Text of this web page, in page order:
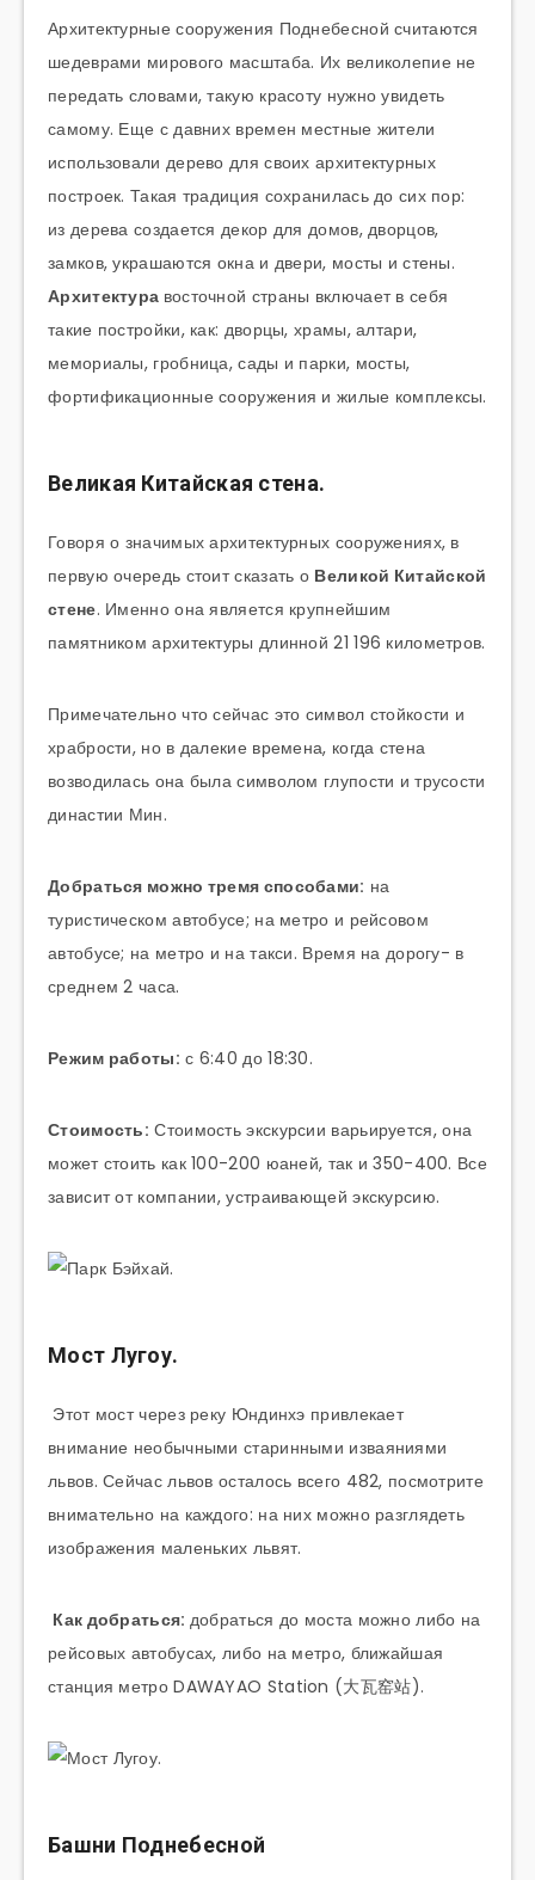
Архитектурные сооружения Поднебесной считаются
шедеврами мирового масштаба. Их великолепие не
передать словами, такую красоту нужно увидеть
самому. Еще с давних времен местные жители
использовали дерево для своих архитектурных
построек. Такая традиция сохранилась до сих пор:
из дерева создается декор для домов, дворцов,
замков, украшаются окна и двери, мосты и стены.
Архитектура восточной страны включает в себя
такие постройки, как: дворцы, храмы, алтари,
мемориалы, гробница, сады и парки, мосты,
фортификационные сооружения и жилые комплексы.
Великая Китайская стена.
Говоря о значимых архитектурных сооружениях, в
первую очередь стоит сказать о Великой Китайской
стене. Именно она является крупнейшим
памятником архитектуры длинной 21 196 километров.
Примечательно что сейчас это символ стойкости и
храбрости, но в далекие времена, когда стена
возводилась она была символом глупости и трусости
династии Мин.
Добраться можно тремя способами: на
туристическом автобусе; на метро и рейсовом
автобусе; на метро и на такси. Время на дорогу- в
среднем 2 часа.
Режим работы: с 6:40 до 18:30.
Стоимость: Стоимость экскурсии варьируется, она
может стоить как 100-200 юаней, так и 350-400. Все
зависит от компании, устраивающей экскурсию.
Мост Лугоу.
Этот мост через реку Юндинхэ привлекает
внимание необычными старинными изваяниями
львов. Сейчас львов осталось всего 482, посмотрите
внимательно на каждого: на них можно разглядеть
изображения маленьких львят.
Как добраться: добраться до моста можно либо на
рейсовых автобусах, либо на метро, ближайшая
станция метро DAWAYAO Station (大瓦窑站).
Башни Поднебесной